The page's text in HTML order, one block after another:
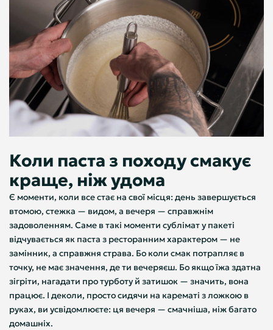
Коли паста з походу смакує
краще, ніж удома
Є моменти, коли все стає на свої місця: день завершується
втомою, стежка — видом, а вечеря — справжнім
задоволенням. Саме в такі моменти сублімат у пакеті
відчувається як паста з ресторанним характером — не
замінник, а справжня страва. Бо коли смак потрапляє в
точку, не має значення, де ти вечеряєш. Бо якщо їжа здатна
зігріти, нагадати про турботу й затишок — значить, вона
працює. І деколи, просто сидячи на карематі з ложкою в
руках, ви усвідомлюєте: ця вечеря — смачніша, ніж багато
домашніх.